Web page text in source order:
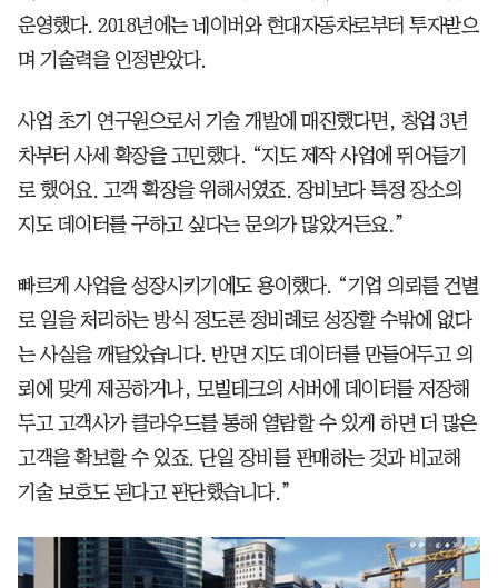
운영했다. 2018년에는 네이버와 현대자동차로부터 투자받으
며 기술력을 인정받았다.
사업 초기 연구원으로서 기술 개발에 매진했다면, 창업 3년
차부터 사세 확장을 고민했다. “지도 제작 사업에 뛰어들기
로 했어요. 고객 확장을 위해서였죠. 장비보다 특정 장소의
지도 데이터를 구하고 싶다는 문의가 많았거든요.”
빠르게 사업을 성장시키기에도 용이했다. “기업 의뢰를 건별
로 일을 처리하는 방식 정도론 정비례로 성장할 수밖에 없다
는 사실을 깨달았습니다. 반면 지도 데이터를 만들어두고 의
뢰에 맞게 제공하거나, 모빌테크의 서버에 데이터를 저장해
두고 고객사가 클라우드를 통해 열람할 수 있게 하면 더 많은
고객을 확보할 수 있죠. 단일 장비를 판매하는 것과 비교해
기술 보호도 된다고 판단했습니다.”